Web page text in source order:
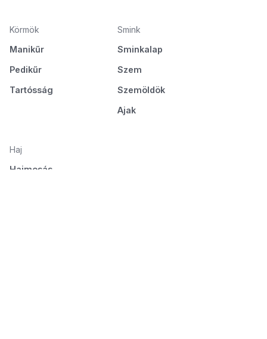
Körmök
Manikűr
Pedikűr
Tartósság
Smink
Sminkalap
Szem
Szemöldök
Ajak
Haj
Hajmosás